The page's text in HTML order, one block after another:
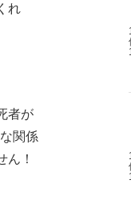
れ
者が
関係
ん！